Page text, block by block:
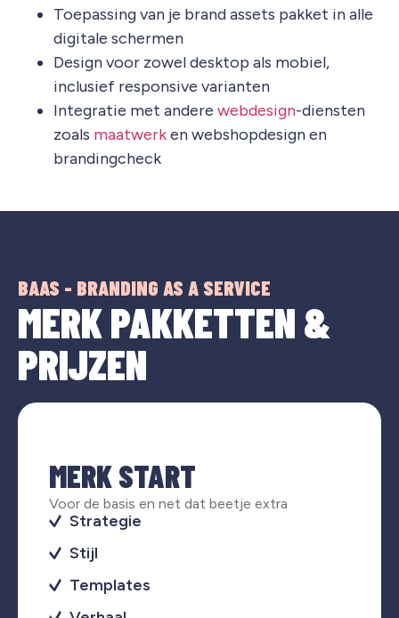
Toepassing van je brand assets pakket in alle
digitale schermen
Design voor zowel desktop als mobiel,
inclusief responsive varianten
Integratie met andere webdesign-diensten
zoals maatwerken webshopdesign en
brandingcheck
BAAS - BRANDING AS A SERVICE
MERK PAKKETTEN &
PRIJZEN
MERK START
Voor de basis en net dat beetje extra
Strategie
Stijl
Templates